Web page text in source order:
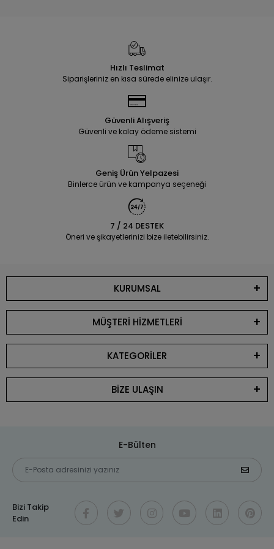
Hızlı Teslimat
Siparişleriniz en kısa sürede elinize ulaşır.
Güvenli Alışveriş
Güvenli ve kolay ödeme sistemi
Geniş Ürün Yelpazesi
Binlerce ürün ve kampanya seçeneği
7 / 24 DESTEK
Öneri ve şikayetlerinizi bize iletebilirsiniz.
KURUMSAL
MÜŞTERİ HİZMETLERİ
KATEGORİLER
BİZE ULAŞIN
E-Bülten
Bizi Takip
Edin